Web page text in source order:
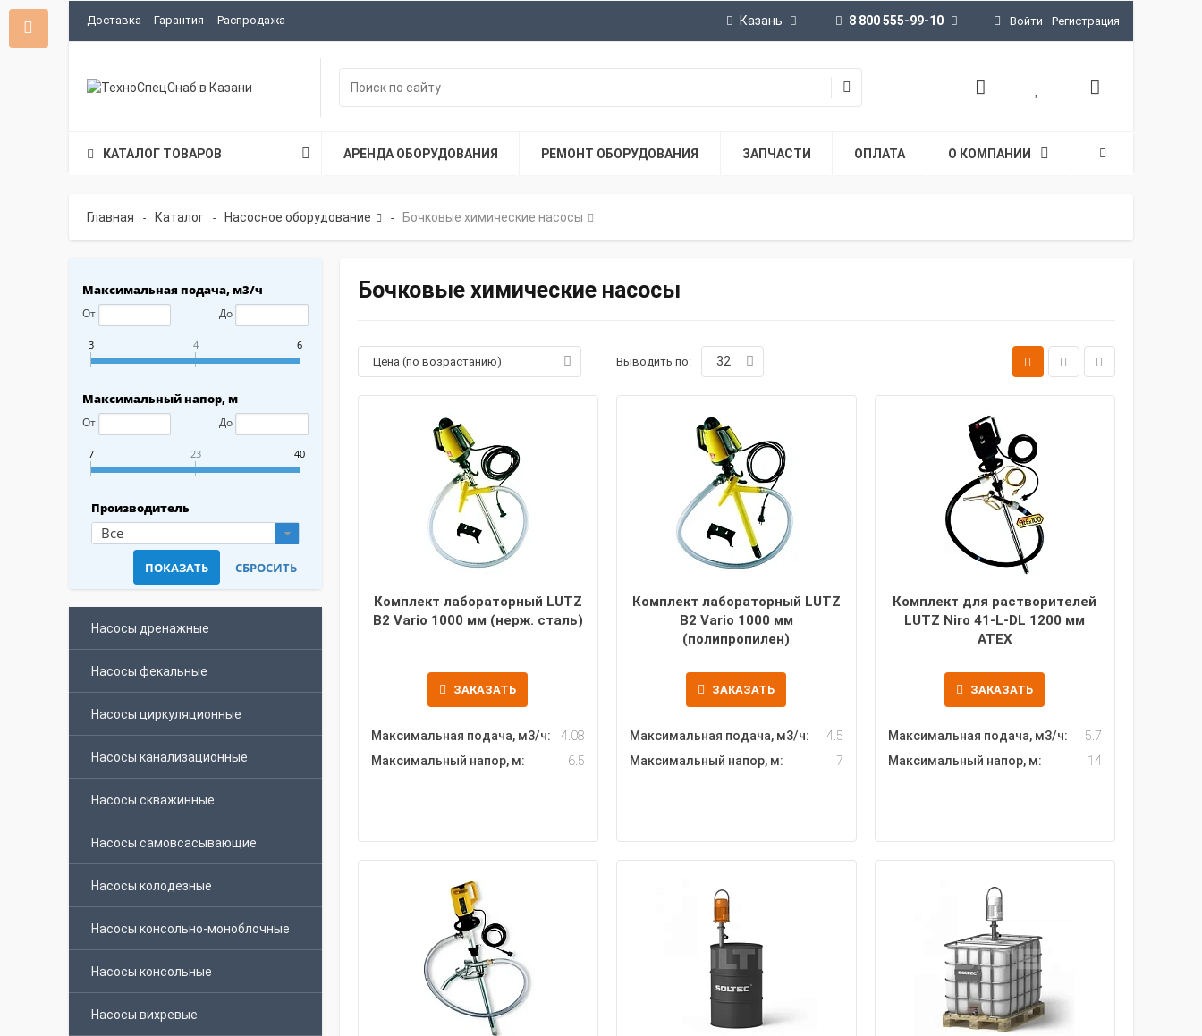
Доставка Гарантия Распродажа Казань 8 800 555-99-10 Войти Регистрация
КАТАЛОГ ТОВАРОВ АРЕНДА ОБОРУДОВАНИЯ РЕМОНТ ОБОРУДОВАНИЯ ЗАПЧАСТИ ОПЛАТА О КОМПАНИИ
Главная - Каталог - Насосное оборудование - Бочковые химические насосы
Максимальная подача, м3/ч
От До
3 4 6
Максимальный напор, м
От До
7 23 40
Производитель
Все
Насосы дренажные
Насосы фекальные
Насосы циркуляционные
Насосы канализационные
Насосы скважинные
Насосы самовсасывающие
Насосы колодезные
Насосы консольно-моноблочные
Насосы консольные
Насосы вихревые
Бочковые химические насосы
Цена (по возрастанию) Выводить по: 32
Комплект лабораторный LUTZ
B2 Vario 1000 мм (нерж. сталь)
ЗАКАЗАТЬ
Максимальная подача, м3/ч:
4.08
Максимальный напор, м:
6.5
Комплект лабораторный LUTZ
B2 Vario 1000 мм
(полипропилен)
ЗАКАЗАТЬ
Максимальная подача, м3/ч:
4.5
Максимальный напор, м:
7
Комплект для растворителей
LUTZ Niro 41-L-DL 1200 мм
ATEX
ЗАКАЗАТЬ
Максимальная подача, м3/ч:
5.7
Максимальный напор, м:
14